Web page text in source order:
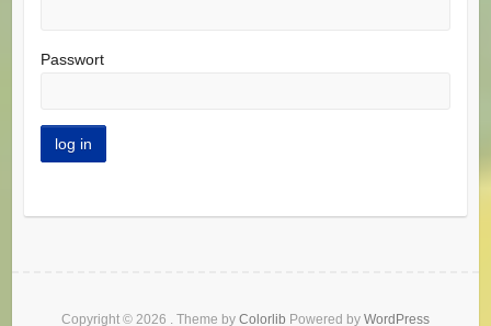
Passwort
Copyright © 2026 . Theme by Colorlib Powered by WordPress